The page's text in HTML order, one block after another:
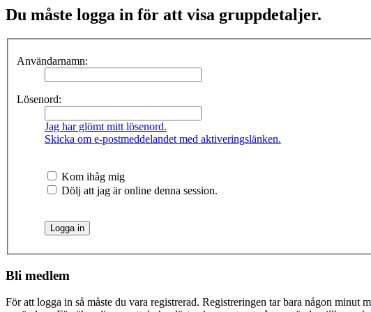
Du måste logga in för att visa gruppdetaljer.
Användarnamn:
Lösenord:
Jag har glömt mitt lösenord.
Skicka om e-postmeddelandet med aktiveringslänken.
Kom ihåg mig
Dölj att jag är online denna session.
Bli medlem
För att logga in så måste du vara registrerad. Registreringen tar bara någon